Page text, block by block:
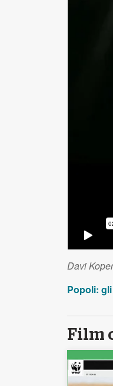
Davi
Popoli:
Film